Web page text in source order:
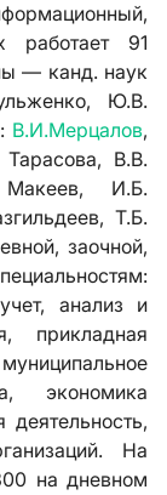
91
— канд. наук
Ю.В.
В.И.Мерцалов,
В.В.
И.Б.
Т.Б.
заочной,
анализ и
прикладная
экономика
деятельность,
На
на дневном